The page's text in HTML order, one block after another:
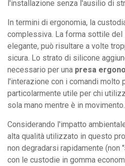
l'installazione senza l'ausilio di
In termini di ergonomia, la
complessiva. La forma sottile del
elegante, può risultare a volte
sicura. Lo strato di silicone
necessario per una presa
l'interazione con i comandi molto
particolarmente utile per chi
sola mano mentre è in movimento.
Considerando l'impatto
alta qualità utilizzato in questo
non degradarsi rapidamente (non
con le custodie in gomma